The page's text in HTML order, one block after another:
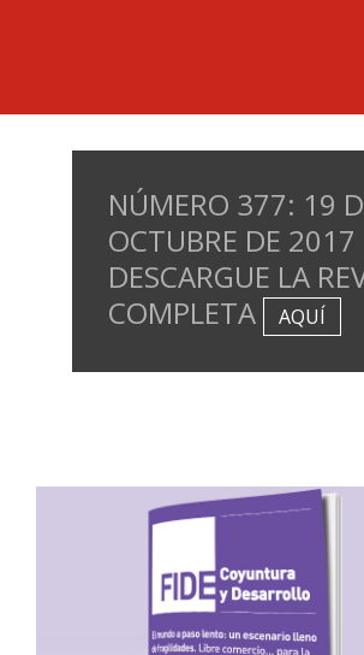
NÚMERO 377: 19
OCTUBRE DE 2017
DESCARGUE LA
COMPLETA
AQUÍ